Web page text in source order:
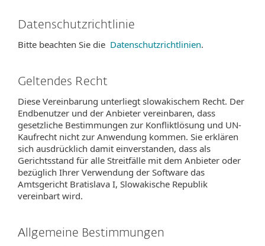
Datenschutzrichtlinie
Bitte beachten Sie die Datenschutzrichtlinien.
Geltendes Recht
Diese Vereinbarung unterliegt slowakischem Recht. Der
Endbenutzer und der Anbieter vereinbaren, dass
gesetzliche Bestimmungen zur Konfliktlösung und UN-
Kaufrecht nicht zur Anwendung kommen. Sie erklären
sich ausdrücklich damit einverstanden, dass als
Gerichtsstand für alle Streitfälle mit dem Anbieter oder
bezüglich Ihrer Verwendung der Software das
Amtsgericht Bratislava I, Slowakische Republik
vereinbart wird.
Allgemeine Bestimmungen